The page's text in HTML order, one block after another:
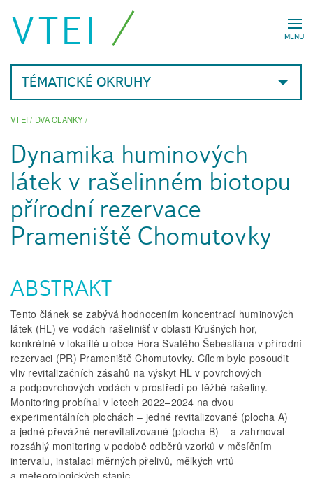
MENU
VTEI
TÉMATICKÉ OKRUHY
VTEI/ DVA CLANKY/
Dynamika huminových
látek v rašelinném biotopu
přírodní rezervace
Prameniště Chomutovky
ABSTRAKT
Tento článek se zabývá hodnocením koncentrací huminových
látek (HL) ve vodách rašelinišť v oblasti Krušných hor,
konkrétně v lokalitě u obce Hora Svatého Šebestiána v přírodní
rezervaci (PR) Prameniště Chomutovky. Cílem bylo posoudit
vliv revitalizačních zásahů na výskyt HL v povrchových
a podpovrchových vodách v prostředí po těžbě rašeliny.
Monitoring probíhal v letech 2022–2024 na dvou
experimentálních plochách – jedné revitalizované (plocha A)
a jedné převážně nerevitalizované (plocha B) – a zahrnoval
rozsáhlý monitoring v podobě odběrů vzorků v měsíčním
intervalu, instalaci měrných přelivů, mělkých vrtů